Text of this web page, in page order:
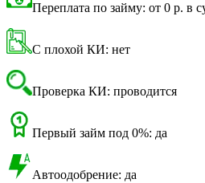
Переплата по займу: от 0 р. в
С плохой КИ: нет
Проверка КИ: проводится
Первый займ под 0%: да
Автоодобрение: да